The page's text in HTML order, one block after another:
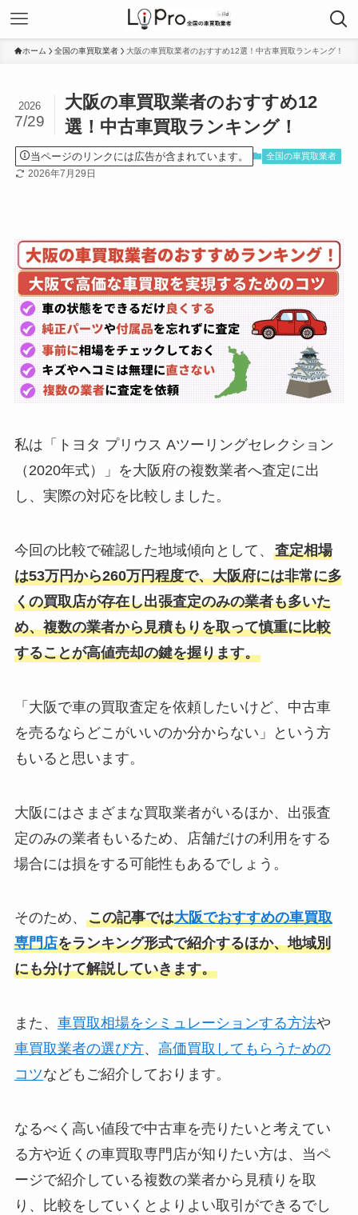
ホーム 全国の車買取業者 大阪の車買取業者のおすすめ12選！中古車買取ランキング！
大阪の車買取業者のおすすめ12
選！中古車買取ランキング！
2026
7/29
当ページのリンクには広告が含まれています。 全国の車買取業者
2026年7月29日
私は「トヨタ プリウス Aツーリングセレクション
（2020年式）」を大阪府の複数業者へ査定に出
し、実際の対応を比較しました。
今回の比較で確認した地域傾向として、 査定相場
は53万円から260万円程度で、大阪府には非常に多
くの買取店が存在し出張査定のみの業者も多いた
め、複数の業者から見積もりを取って慎重に比較
することが高値売却の鍵を握ります。
「大阪で車の買取査定を依頼したいけど、中古車
を売るならどこがいいのか分からない」という方
もいると思います。
大阪にはさまざまな買取業者がいるほか、出張査
定のみの業者もいるため、店舗だけの利用をする
場合には損をする可能性もあるでしょう。
そのため、 この記事では大阪でおすすめの車買取
専門店をランキング形式で紹介するほか、地域別
にも分けて解説していきます。
また、 車買取相場をシミュレーションする方法や
車買取業者の選び方、 高価買取してもらうための
コツなどもご紹介しております。
なるべく高い値段で中古車を売りたいと考えてい
る方や近くの車買取専門店が知りたい方は、当ペ
ージで紹介している複数の業者から見積りを取
り、比較をしていくとよりよい取引ができるでし